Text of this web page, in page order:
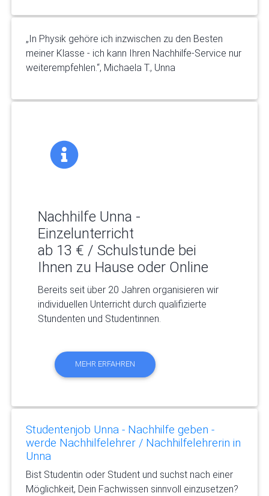
„In Physik gehöre ich inzwischen zu den Besten
meiner Klasse - ich kann Ihren Nachhilfe-Service nur
weiterempfehlen.“, Michaela T., Unna
Nachhilfe Unna -
Einzelunterricht
ab 13 € / Schulstunde bei
Ihnen zu Hause oder Online
Bereits seit über 20 Jahren organisieren wir
individuellen Unterricht durch qualifizierte
Stundenten und Studentinnen.
MEHR ERFAHREN
Studentenjob Unna - Nachhilfe geben -
werde Nachhilfelehrer / Nachhilfelehrerin in
Unna
Bist Studentin oder Student und suchst nach einer
Möglichkeit, Dein Fachwissen sinnvoll einzusetzen?